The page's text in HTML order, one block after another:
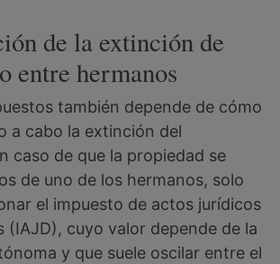
de la extinción de
entre hermanos
también depende de cómo
a cabo la extinción del
caso de que la propiedad se
de uno de los hermanos, solo
el impuesto de actos jurídicos
(IAJD), cuyo valor depende de la
y que suele oscilar entre el